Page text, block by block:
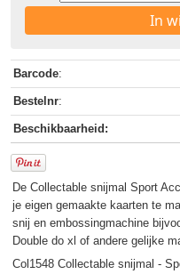
In
Barcode:
Bestelnr:
Beschikbaarheid:
De Collectable snijmal Sport
je eigen gemaakte kaarten te
snij en embossingmachine
Double do xl of andere gelijke
Col1548 Collectable snijmal -